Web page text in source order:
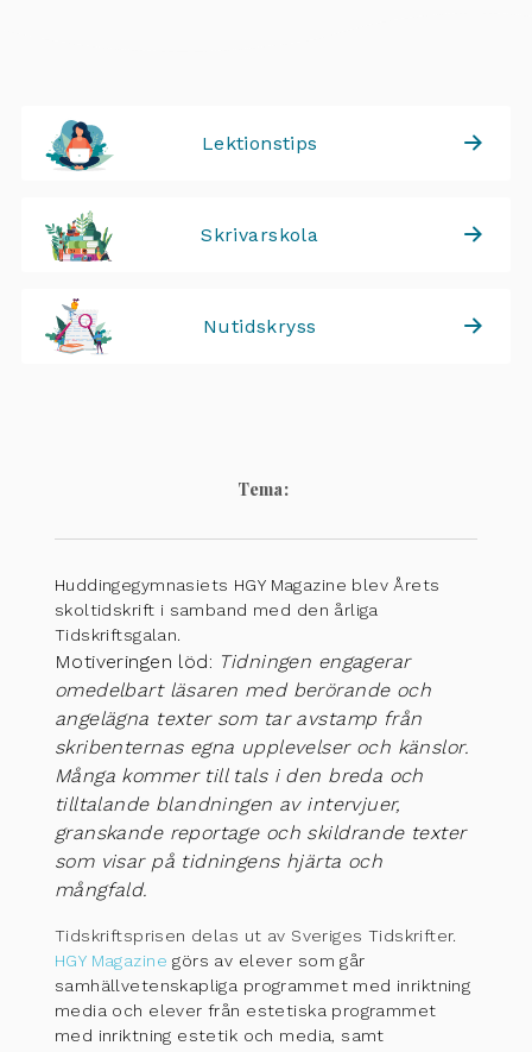
Lektionstips
Skrivarskola
Nutidskryss
Tema:
Huddingegymnasiets HGY Magazine blev Årets
skoltidskrift i samband med den årliga
Tidskriftsgalan.
Motiveringen löd: Tidningen engagerar
omedelbart läsaren med berörande och
angelägna texter som tar avstamp från
skribenternas egna upplevelser och känslor.
Många kommer till tals i den breda och
tilltalande blandningen av intervjuer,
granskande reportage och skildrande texter
som visar på tidningens hjärta och
mångfald.
Tidskriftsprisen delas ut av Sveriges Tidskrifter.
HGY Magazine görs av elever som går
samhällvetenskapliga programmet med inriktning
media och elever från estetiska programmet
med inriktning estetik och media, samt